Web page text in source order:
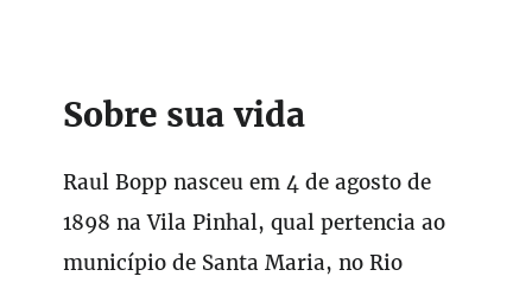
Sobre sua vida
Raul Bopp nasceu em 4 de agosto de
1898 na Vila Pinhal, qual pertencia ao
município de Santa Maria, no Rio